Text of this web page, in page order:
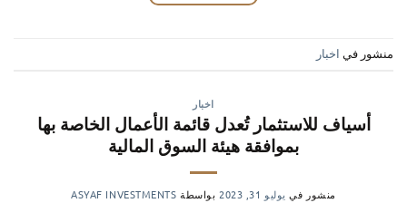
منشور في اخبار
اخبار
أسياف للاستثمار تُعدل قائمة الأعمال الخاصة بها
بموافقة هيئة السوق المالية
منشور في يوليو 31, 2023 بواسطة ASYAF INVESTMENTS